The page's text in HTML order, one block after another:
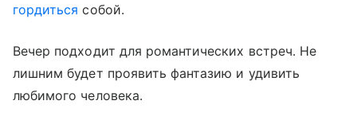
гордиться собой.
Вечер подходит для романтических встреч. Не
лишним будет проявить фантазию и удивить
любимого человека.